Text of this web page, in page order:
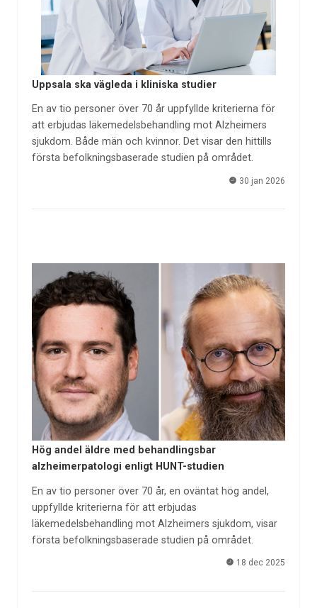
Uppsala ska vägleda i kliniska studier
En av tio personer över 70 år uppfyllde kriterierna för
att erbjudas läkemedelsbehandling mot Alzheimers
sjukdom. Både män och kvinnor. Det visar den hittills
första befolkningsbaserade studien på området.
30 jan 2026
Hög andel äldre med behandlingsbar
alzheimerpatologi enligt HUNT-studien
En av tio personer över 70 år, en oväntat hög andel,
uppfyllde kriterierna för att erbjudas
läkemedelsbehandling mot Alzheimers sjukdom, visar
första befolkningsbaserade studien på området.
18 dec 2025